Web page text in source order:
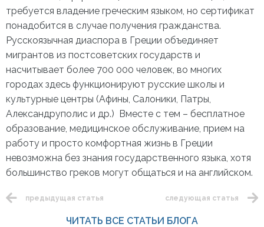
требуется владение греческим языком, но сертификат
понадобится в случае получения гражданства.
Русскоязычная диаспора в Греции объединяет
мигрантов из постсоветских государств и
насчитывает более 700 000 человек, во многих
городах здесь функционируют русские школы и
культурные центры (Афины, Салоники, Патры,
Александруполис и др.) Вместе с тем – бесплатное
образование, медицинское обслуживание, прием на
работу и просто комфортная жизнь в Греции
невозможна без знания государственного языка, хотя
большинство греков могут общаться и на английском.
предыдущая статья следующая статья
ЧИТАТЬ ВСЕ СТАТЬИ БЛОГА